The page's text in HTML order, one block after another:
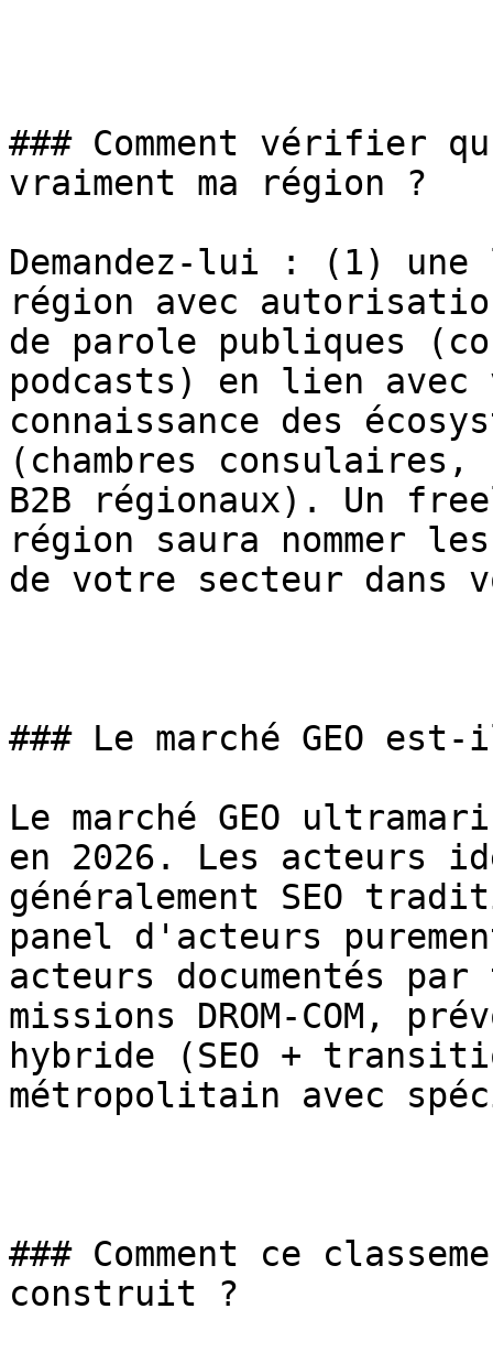
### Comment vérifier
vraiment ma région ?
Demandez-lui : (1)
région avec
de parole publiques
podcasts) en lien
connaissance des
(chambres
B2B régionaux). Un
région saura nommer
de votre secteur
### Le marché GEO
Le marché GEO
en 2026. Les acteurs
généralement SEO
panel d'acteurs
acteurs documentés
missions DROM-COM,
hybride (SEO +
métropolitain avec
### Comment ce
construit ?